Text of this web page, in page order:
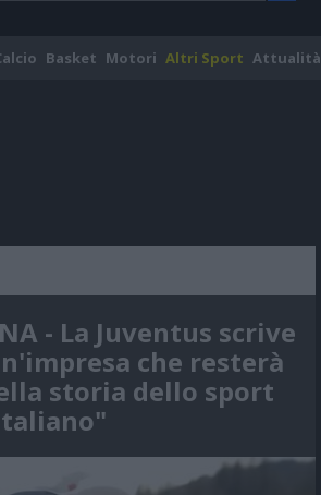
Basket Motori Altri Sport Attualità
- La Juventus scrive
che resterà
storia dello sport